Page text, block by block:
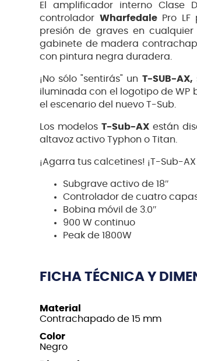
El amplificador interno Clase
controlador WharfedalePro LF
presión de graves en
gabinete de madera
con pintura negra duradera.
¡No sólo "sentirás" un T-SUB-AX,
iluminada con el logotipo de WP
el escenario del nuevo T-Sub.
Los modelos T-Sub-AXestán
altavoz activo Typhon o Titan.
¡Agarra tus calcetines! ¡T-Sub-
Subgrave activo de 18″
Controlador de cuatro
Bobina móvil de 3.0″
900 W continuo
Peak de 1800W
FICHA TÉCNICA Y
Material
Contrachapado de 15 mm
Color
Negro